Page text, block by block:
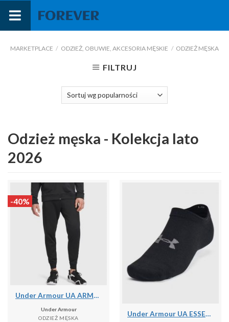
treści
MARKETPLACE / ODZIEŻ, OBUWIE, AKCESORIA MĘSKIE / ODZIEŻ MĘSKA
FILTRUJ
Odzież męska - Kolekcja lato
2026
-40%
Under Armour UA ARMOUR FLEECE JOGGERS Spodnie męskie
Under Armour
ODZIEŻ MĘSKA
Under Armour UA ESSENTIAL NO SHOW 6PK Skarpety uniseks